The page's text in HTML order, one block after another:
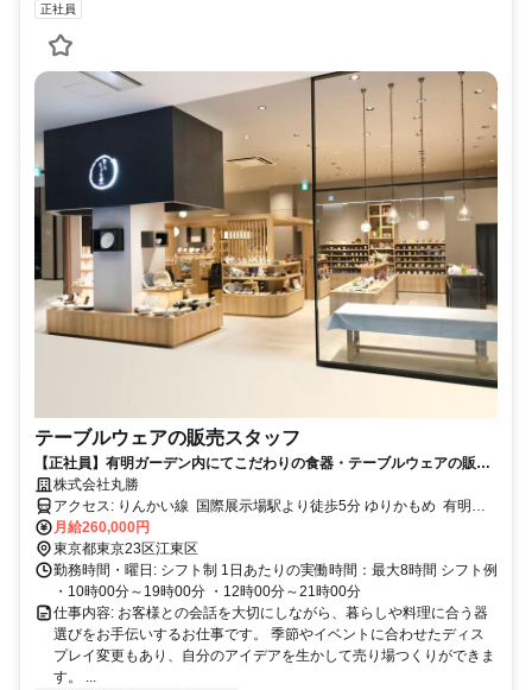
正社員
テーブルウェアの販売スタッフ
【正社員】有明ガーデン内にてこだわりの食器・テーブルウェアの販売
スタッフ募集！
株式会社丸勝
アクセス: りんかい線 国際展示場駅より徒歩5分 ゆりかもめ 有明駅
より徒歩4分
月給260,000円
東京都東京23区江東区
勤務時間・曜日: シフト制 1日あたりの実働時間：最大8時間 シフト例
・10時00分～19時00分 ・12時00分～21時00分
仕事内容: お客様との会話を大切にしながら、暮らしや料理に合う器
選びをお手伝いするお仕事です。 季節やイベントに合わせたディス
プレイ変更もあり、自分のアイデアを生かして売り場つくりができま
す。 ...